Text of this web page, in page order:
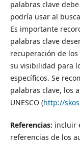
palabras clave
podría usar al
Es importante
palabras clave
recuperación de
su visibilidad para
específicos. Se
palabras clave, los
UNESCO (http://
Referencias: incluir
referencias de los